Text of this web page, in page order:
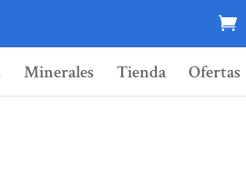
Minerales Tienda Ofertas